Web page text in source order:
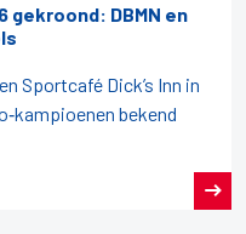
gekroond: DBMN en
Sportcafé Dick’s Inn in
bekend